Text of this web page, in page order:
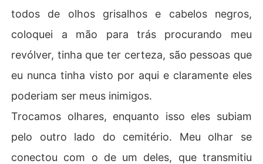
todos de olhos grisalhos e cabelos negros,
coloquei a mão para trás procurando meu
revólver, tinha que ter certeza, são pessoas que
eu nunca tinha visto por aqui e claramente eles
poderiam ser meus inimigos.
Trocamos olhares, enquanto isso eles subiam
pelo outro lado do cemitério. Meu olhar se
conectou com o de um deles, que transmitiu